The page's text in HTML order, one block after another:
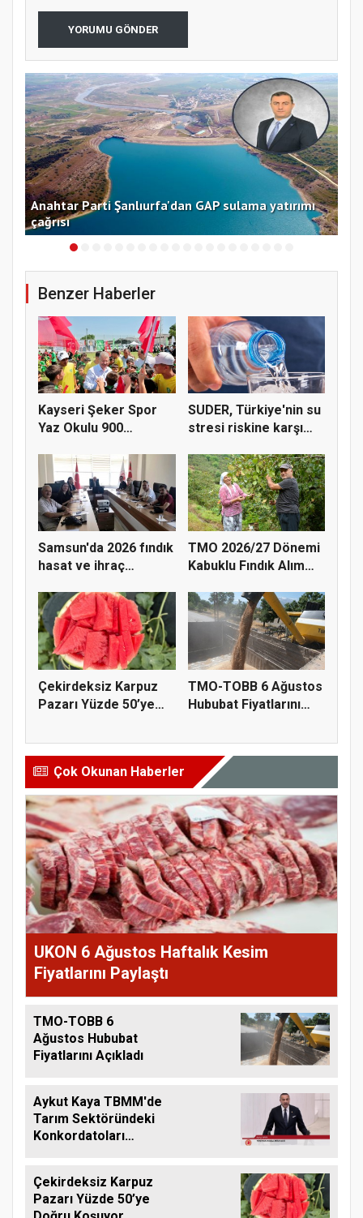
YORUMU GÖNDER
Anahtar Parti Şanlıurfa'dan GAP sulama yatırımı
çağrısı
Benzer Haberler
Kayseri Şeker Spor
Yaz Okulu 900
SUDER, Türkiye'nin su
stresi riskine karşı
Samsun'da 2026 fındık
hasat ve ihraç
TMO 2026/27 Dönemi
Kabuklu Fındık Alım
Çekirdeksiz Karpuz
Pazarı Yüzde 50’ye
TMO-TOBB 6 Ağustos
Hububat Fiyatlarını
Çok Okunan Haberler
UKON 6 Ağustos Haftalık Kesim
Fiyatlarını Paylaştı
TMO-TOBB 6
Ağustos Hububat
Fiyatlarını Açıkladı
Aykut Kaya TBMM'de
Tarım Sektöründeki
Konkordatoları
Çekirdeksiz Karpuz
Pazarı Yüzde 50’ye